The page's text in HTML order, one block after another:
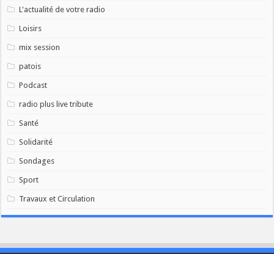
L'actualité de votre radio
Loisirs
mix session
patois
Podcast
radio plus live tribute
Santé
Solidarité
Sondages
Sport
Travaux et Circulation